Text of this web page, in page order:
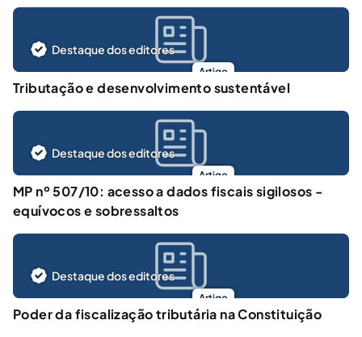
Artigo
Destaque dos editores
Tributação e desenvolvimento sustentável
Artigo
Destaque dos editores
MP nº 507/10: acesso a dados fiscais sigilosos -
equívocos e sobressaltos
Artigo
Destaque dos editores
Poder da fiscalização tributária na Constituição